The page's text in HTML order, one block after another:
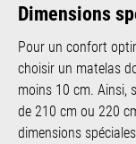
Dimensions
Pour un confort
choisir un matelas
moins 10 cm. Ainsi,
de 210 cm ou 220
dimensions